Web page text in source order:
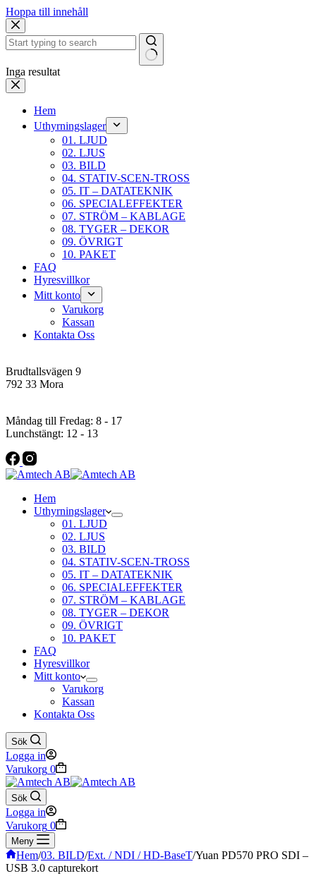
Hoppa till innehåll
Inga resultat
Hem
Uthyrningslager
01. LJUD
02. LJUS
03. BILD
04. STATIV-SCEN-TROSS
05. IT – DATATEKNIK
06. SPECIALEFFEKTER
07. STRÖM – KABLAGE
08. TYGER – DEKOR
09. ÖVRIGT
10. PAKET
FAQ
Hyresvillkor
Mitt konto
Varukorg
Kassan
Kontakta Oss
Brudtallsvägen 9
792 33 Mora
Måndag till Fredag: 8 - 17
Lunchstängt: 12 - 13
Hem
Uthyrningslager
01. LJUD
02. LJUS
03. BILD
04. STATIV-SCEN-TROSS
05. IT – DATATEKNIK
06. SPECIALEFFEKTER
07. STRÖM – KABLAGE
08. TYGER – DEKOR
09. ÖVRIGT
10. PAKET
FAQ
Hyresvillkor
Mitt konto
Varukorg
Kassan
Kontakta Oss
Sök
Logga in
Varukorg 0
Sök
Logga in
Varukorg 0
Meny
Hem/03. BILD/Ext. / NDI / HD-BaseT/Yuan PD570 PRO SDI –
USB 3.0 capturekort